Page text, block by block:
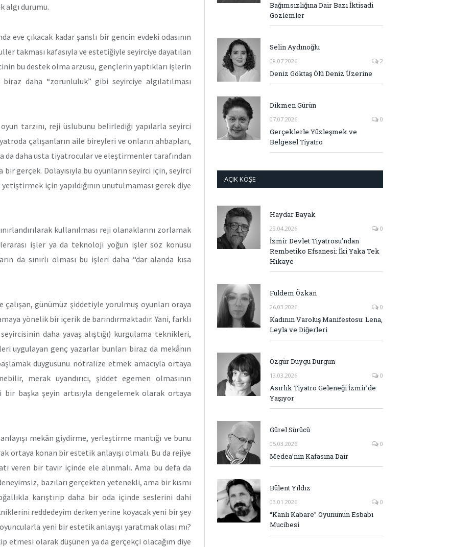
algı durumu.
eve çıkacak kadar şanslı bir gencin evdeki odasının
takması kafasıyla ve estetiğiyle seyirciye dayatılan
bu destek olma arzusu, gençlerin yaptıkları işlerin
daha “zorunluluk” gibi seyirciye algılatılması
tarzını, reji üslubunu belirlediği yapılarla seyirci
çalışanların aile bireyleri ve onların ahbapları,
da daha usta tiyatrocular ve eleştirmenler tarafından
gerçek. Dolayısıyla bu oyunların seyirci için, seyirci
için yapıldığının unutulmaması gerek diye
kullanılması reji olanaklarını zorlamak
işler ya da teknoloji yoğun işler söz konusu
da sınırlı olması bu işleri daha “dar alanda kısa
günümüz şiddetiyle yorulmuş oyunları oraya
yönelik bir içerik de barındırmaktadır. Yani, farklı
daha yavaş alıştığı) kurgulama teknikleri,
uygulayan genç yazarlar bunları biraz da mekânın
duygusunu nötralize etmek amacıyla ortaya
merak uyandırıcı, şiddet egemen olmasının
başka şeyin artısıyla dengelemek olarak ortaya
mekân giydirme, yerleştirme mantığı ve bunu
ortaya konan bir estetik anlayışı olmalı. Bu da rejiye
veren bir tavır içinde ele alınmalı. Ama bu defa da
bazıları gerçekten yetenekli, ama bir kısmı
karıştırıp daha bir oda içinde seslerini dahi
reddedeyim derken yerine koyacak yeni bir şey
yeni bir estetik anlayışı yaratmak olası mı?
etmesi olarak düşünen ya da gerçekçi olacağım diye
Bağımsızlığına Dair Bazı İktisadi
Gözlemler
Selin Aydınoğlu
08.07.2026 2
Deniz Göktaş Ölü Deniz Üzerine
Dikmen Gürün
07.07.2026 0
Gerçeklerle Yüzleşmek ve
Belgesel Tiyatro
AÇIK KÖŞE
Haydar Bayak
29.04.2026 0
İzmir Devlet Tiyatrosu’ndan
Rembetiko Efsanesi: İki Yaka Tek
Hikaye
Fuldem Özkan
26.03.2026 0
Kadının Varoluş Manifestosu: Lena,
Leyla ve Diğerleri
Özgür Duygu Durgun
13.03.2026 0
Asırlık Tiyatro Geleneği İzmir’de
Yaşıyor
Gürel Sürücü
05.03.2026 0
Medea’nın Kafasına Dair
Bülent Yıldız
03.01.2026 0
“Kanlı Kabare” Oyununun Esbabı
Mucibesi